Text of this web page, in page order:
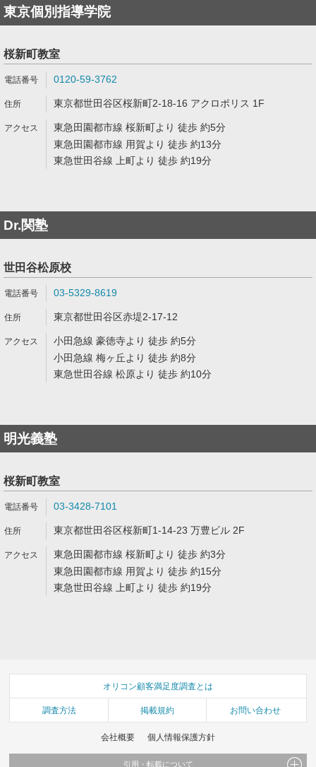
東京個別指導学院
桜新町教室
0120-59-3762
東京都世田谷区桜新町2-18-16 アクロポリス 1F
東急田園都市線 桜新町より 徒歩 約5分
東急田園都市線 用賀より 徒歩 約13分
東急世田谷線 上町より 徒歩 約19分
Dr.関塾
世田谷松原校
03-5329-8619
東京都世田谷区赤堤2-17-12
小田急線 豪徳寺より 徒歩 約5分
小田急線 梅ヶ丘より 徒歩 約8分
東急世田谷線 松原より 徒歩 約10分
明光義塾
桜新町教室
03-3428-7101
東京都世田谷区桜新町1-14-23 万豊ビル 2F
東急田園都市線 桜新町より 徒歩 約3分
東急田園都市線 用賀より 徒歩 約15分
東急世田谷線 上町より 徒歩 約19分
オリコン顧客満足度調査とは
調査方法 掲載規約 お問い合わせ
会社概要 個人情報保護方針
引用・転載について